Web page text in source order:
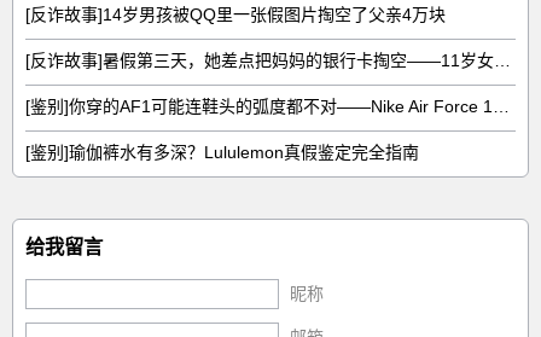
[反诈故事]14岁男孩被QQ里一张假图片掏空了父亲4万块
[鉴别]瑜伽裤水有多深？Lululemon真假鉴定完全指南
给我留言
昵称